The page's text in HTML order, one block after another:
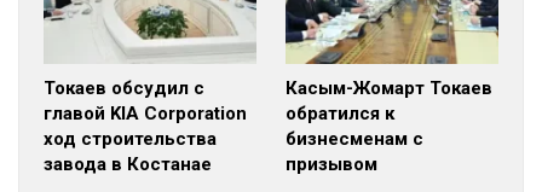
Токаев обсудил с
главой KIA Corporation
ход строительства
завода в Костанае
Касым-Жомарт Токаев
обратился к
бизнесменам с
призывом